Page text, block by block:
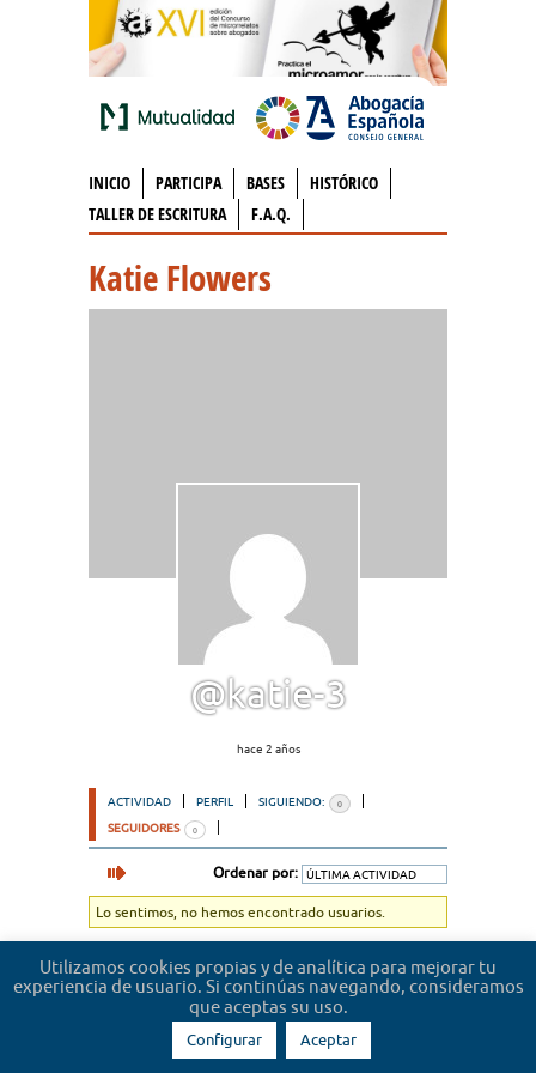
INICIO PARTICIPA BASES
HISTÓRICO
TALLER DE ESCRITURA
F.A.Q.
Katie Flowers
@katie-3
hace 2 años
ACTIVIDAD PERFIL SIGUIENDO: 0
SEGUIDORES 0
Ordenar por:
Lo sentimos, no hemos encontrado usuarios.
Utilizamos cookies propias y de analítica para mejorar tu
experiencia de usuario. Si continúas navegando, consideramos
que aceptas su uso.
Configurar Aceptar